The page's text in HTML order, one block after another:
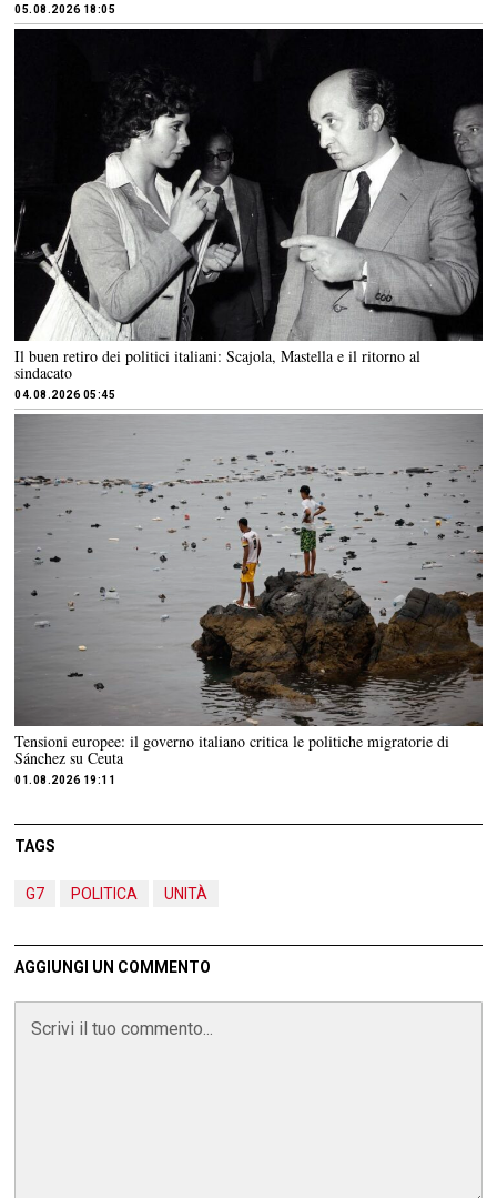
05.08.2026 18:05
Il buen retiro dei politici italiani: Scajola, Mastella e il ritorno al
sindacato
04.08.2026 05:45
Tensioni europee: il governo italiano critica le politiche migratorie di
Sánchez su Ceuta
01.08.2026 19:11
TAGS
G7 POLITICA UNITÀ
AGGIUNGI UN COMMENTO